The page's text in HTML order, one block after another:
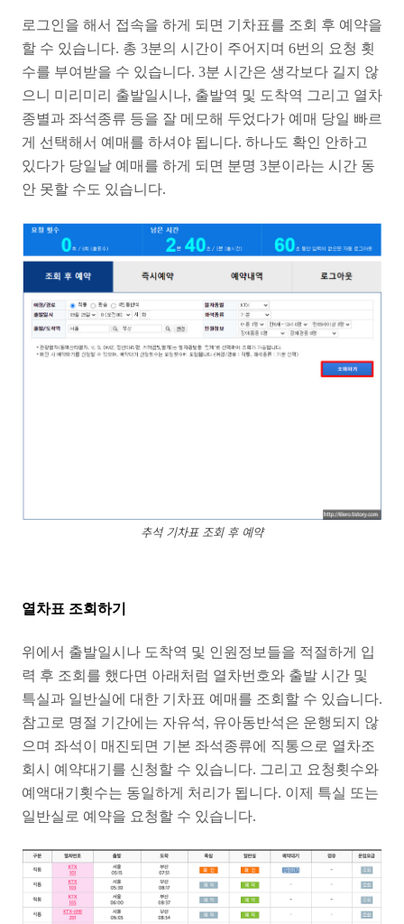
로그인을 해서 접속을 하게 되면 기차표를 조회 후 예약을
할 수 있습니다. 총 3분의 시간이 주어지며 6번의 요청 횟
수를 부여받을 수 있습니다. 3분 시간은 생각보다 길지 않
으니 미리미리 출발일시나, 출발역 및 도착역 그리고 열차
종별과 좌석종류 등을 잘 메모해 두었다가 예매 당일 빠르
게 선택해서 예매를 하셔야 됩니다. 하나도 확인 안하고
있다가 당일날 예매를 하게 되면 분명 3분이라는 시간 동
안 못할 수도 있습니다.
추석 기차표 조회 후 예약
열차표 조회하기
위에서 출발일시나 도착역 및 인원정보들을 적절하게 입
력 후 조회를 했다면 아래처럼 열차번호와 출발 시간 및
특실과 일반실에 대한 기차표 예매를 조회할 수 있습니다.
참고로 명절 기간에는 자유석, 유아동반석은 운행되지 않
으며 좌석이 매진되면 기본 좌석종류에 직통으로 열차조
회시 예약대기를 신청할 수 있습니다. 그리고 요청횟수와
예액대기횟수는 동일하게 처리가 됩니다. 이제 특실 또는
일반실로 예약을 요청할 수 있습니다.